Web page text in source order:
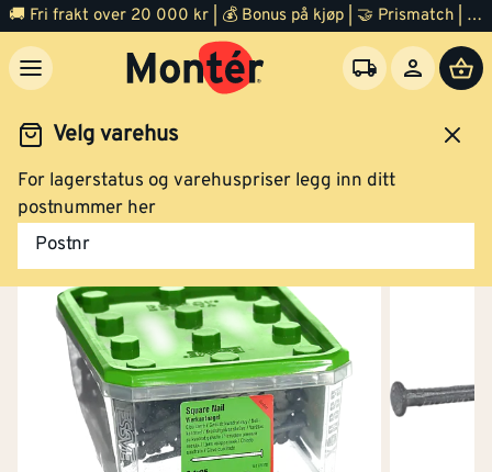
🚚 Fri frakt over 20 000 kr | 💰 Bonus på kjøp | 🤝 Prismatch | ⭐ 100% fornøyd garanti | 🏪 140 byggevarehus
Velg varehus
For lagerstatus og varehuspriser legg inn ditt
postnummer her
Postnr
Festemidler Spiker